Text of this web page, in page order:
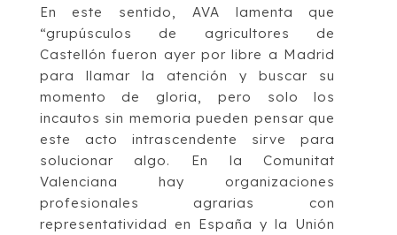
En este sentido, AVA lamenta que
“grupúsculos de agricultores de
Castellón fueron ayer por libre a Madrid
para llamar la atención y buscar su
momento de gloria, pero solo los
incautos sin memoria pueden pensar que
este acto intrascendente sirve para
solucionar algo. En la Comunitat
Valenciana hay organizaciones
profesionales agrarias con
representatividad en España y la Unión